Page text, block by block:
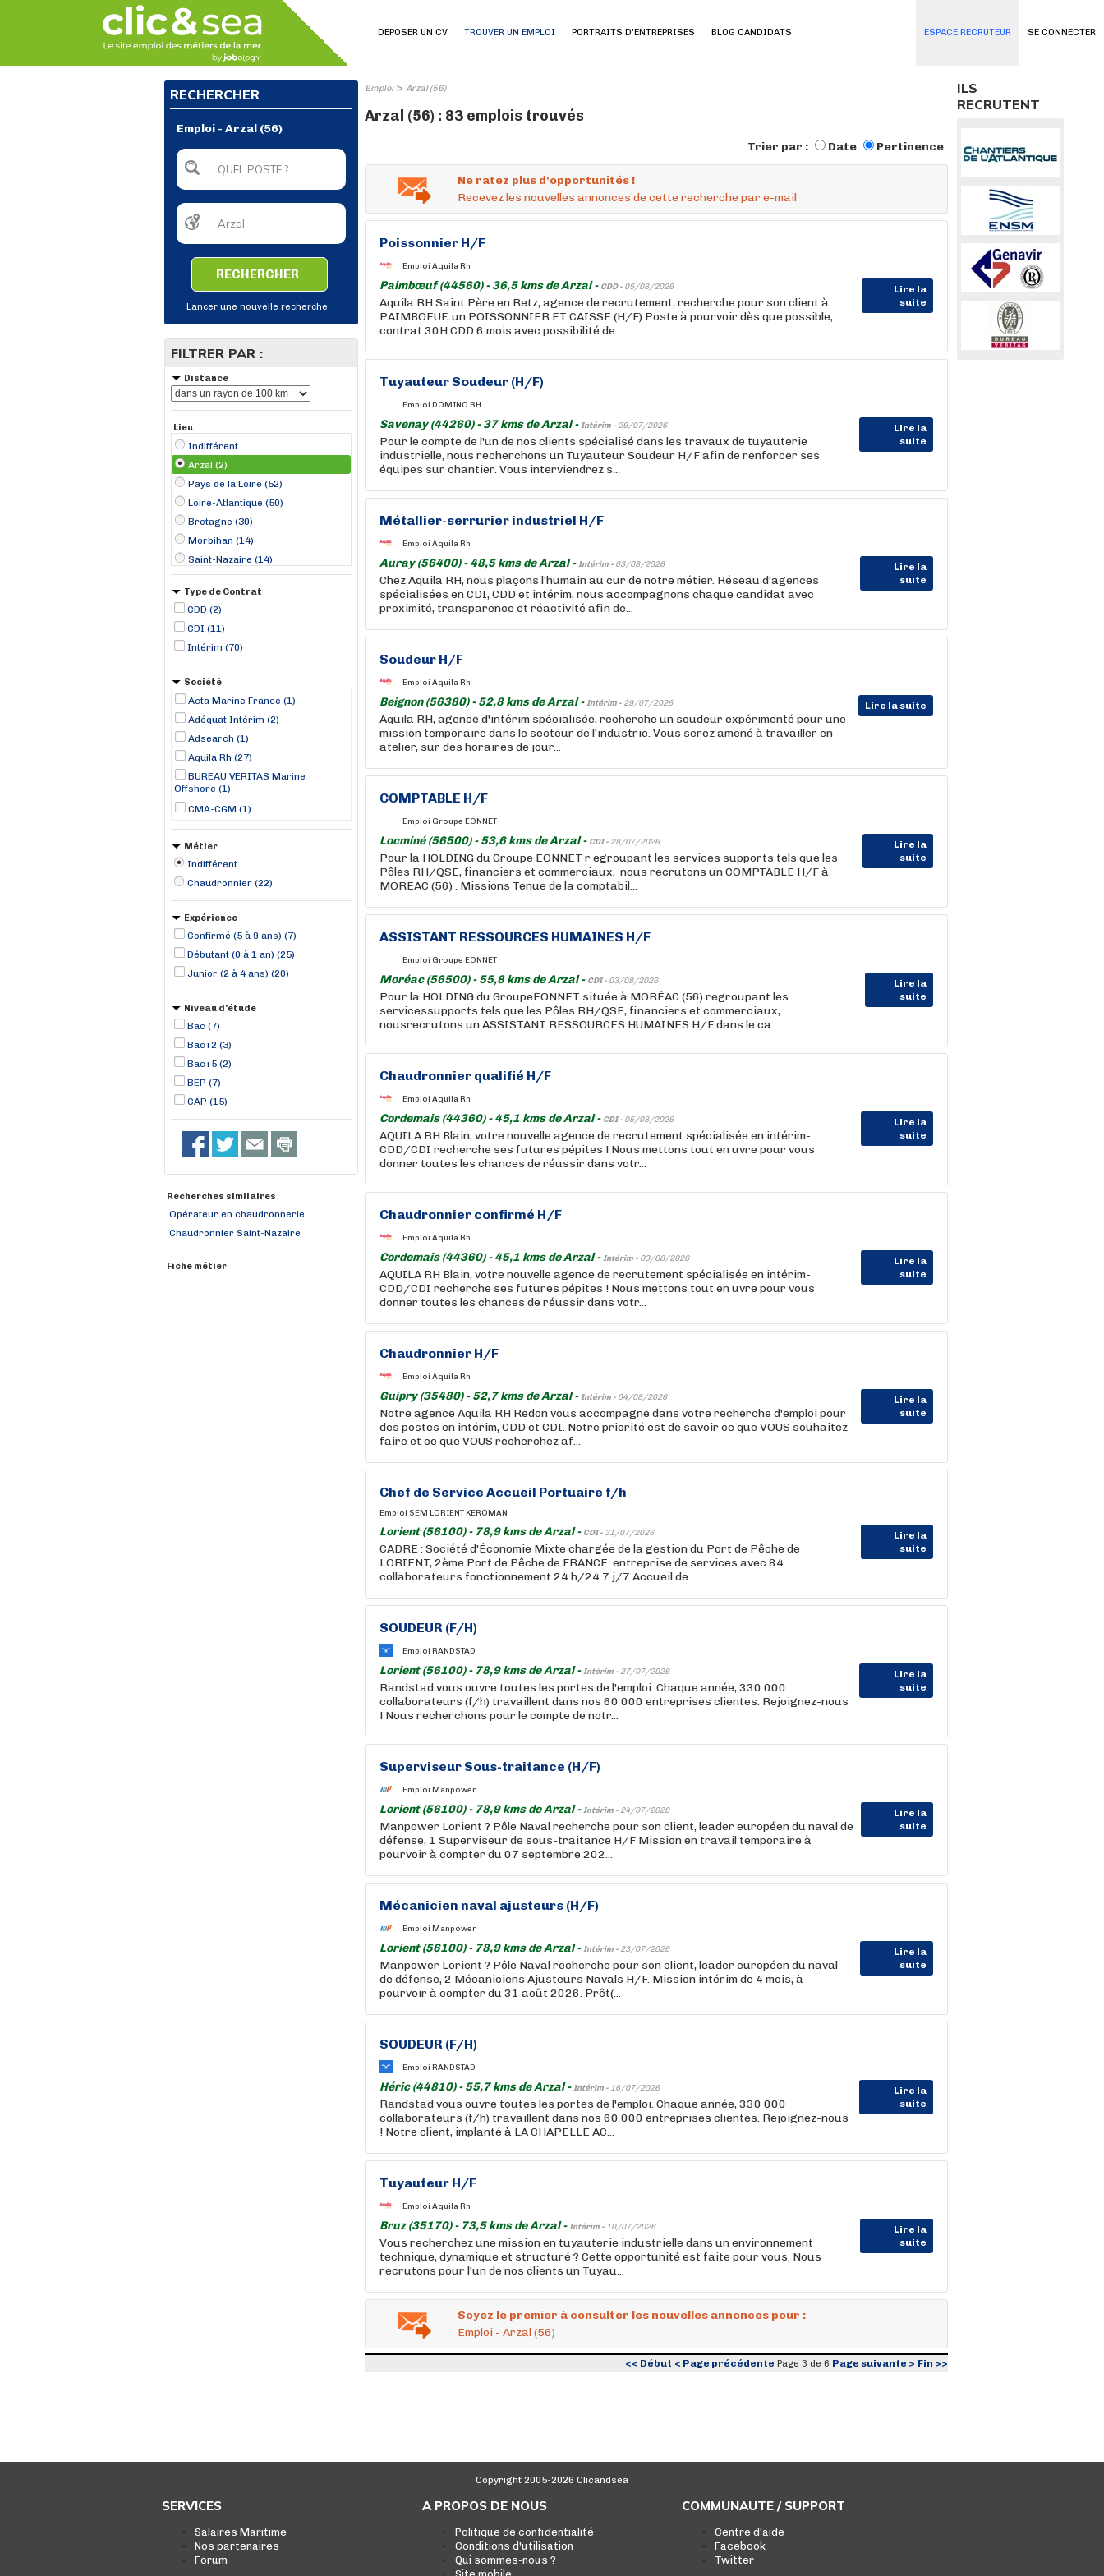
SE CONNECTER
DEPOSER UN CV TROUVER UN EMPLOI PORTRAITS D'ENTREPRISES BLOG CANDIDATS ESPACE RECRUTEUR
RECHERCHER
Emploi - Arzal (56)
RECHERCHER
Lancer une nouvelle recherche
FILTRER PAR :
Distance
Lieu
Indifférent
Arzal (2)
Pays de la Loire (52)
Loire-Atlantique (50)
Bretagne (30)
Morbihan (14)
Saint-Nazaire (14)
Lorient (4)
Ancenis (3)
Carquefou (3)
Quimperlé (3)
Saint-Philbert-de-Grand-Lieu (3)
Type de Contrat
CDD (2)
CDI (11)
Intérim (70)
Société
Acta Marine France (1)
Adéquat Intérim (2)
Adsearch (1)
Aquila Rh (27)
BUREAU VERITAS Marine
Offshore (1)
CMA-CGM (1)
DOMINO RH (3)
Groupe EONNET (2)
LD TIDE (1)
Manpower (15)
RANDSTAD (26)
SEM LORIENT KEROMAN (1)
Stoldt Partner Limited (1)
TOMA Interim (1)
Métier
Indifférent
Chaudronnier (22)
Expérience
Confirmé (5 à 9 ans) (7)
Débutant (0 à 1 an) (25)
Junior (2 à 4 ans) (20)
Niveau d'étude
Bac (7)
Bac+2 (3)
Bac+5 (2)
BEP (7)
CAP (15)
Recherches similaires
Opérateur en chaudronnerie
Chaudronnier Saint-Nazaire
Fiche métier
Emploi> Arzal (56)
Arzal (56) : 83 emplois trouvés
Trier par : Date Pertinence
Ne ratez plus d'opportunités !
Recevez les nouvelles annonces de cette recherche par e-mail
Poissonnier H/F
Emploi Aquila Rh
Paimbœuf (44560) - 36,5 kms de Arzal - CDD - 05/08/2026
Lire la
suite
Aquila RH Saint Père en Retz, agence de recrutement, recherche pour son client à
PAIMBOEUF, un POISSONNIER ET CAISSE (H/F) Poste à pourvoir dès que possible,
contrat 30H CDD 6 mois avec possibilité de...
Tuyauteur Soudeur (H/F)
Emploi DOMINO RH
Savenay (44260) - 37 kms de Arzal -Intérim - 29/07/2026
Lire la
suite
Pour le compte de l'un de nos clients spécialisé dans les travaux de tuyauterie
industrielle, nous recherchons un Tuyauteur Soudeur H/F afin de renforcer ses
équipes sur chantier. Vous interviendrez s...
Métallier-serrurier industriel H/F
Emploi Aquila Rh
Auray (56400) - 48,5 kms de Arzal -Intérim - 03/08/2026
Lire la
suite
Chez Aquila RH, nous plaçons l'humain au cur de notre métier. Réseau d'agences
spécialisées en CDI, CDD et intérim, nous accompagnons chaque candidat avec
proximité, transparence et réactivité afin de...
Soudeur H/F
Emploi Aquila Rh
Beignon (56380) - 52,8 kms de Arzal -Intérim - 29/07/2026 Lire la suite
Aquila RH, agence d'intérim spécialisée, recherche un soudeur expérimenté pour une
mission temporaire dans le secteur de l'industrie. Vous serez amené à travailler en
atelier, sur des horaires de jour...
COMPTABLE H/F
Emploi Groupe EONNET
Locminé (56500) - 53,6 kms de Arzal - CDI - 28/07/2026
Lire la
suite
Pour la HOLDING du Groupe EONNET r egroupant les services supports tels que les
Pôles RH/QSE, financiers et commerciaux, nous recrutons un COMPTABLE H/F à
MOREAC (56) . Missions Tenue de la comptabil...
ASSISTANT RESSOURCES HUMAINES H/F
Emploi Groupe EONNET
Moréac (56500) - 55,8 kms de Arzal - CDI - 03/08/2026
Lire la
suite
Pour la HOLDING du GroupeEONNET située à MORÉAC (56) regroupant les
servicessupports tels que les Pôles RH/QSE, financiers et commerciaux,
nousrecrutons un ASSISTANT RESSOURCES HUMAINES H/F dans le ca...
Chaudronnier qualifié H/F
Emploi Aquila Rh
Cordemais (44360) - 45,1 kms de Arzal - CDI - 05/08/2026
Lire la
suite
AQUILA RH Blain, votre nouvelle agence de recrutement spécialisée en intérim-
CDD/CDI recherche ses futures pépites ! Nous mettons tout en uvre pour vous
donner toutes les chances de réussir dans votr...
Chaudronnier confirmé H/F
Emploi Aquila Rh
Cordemais (44360) - 45,1 kms de Arzal -Intérim - 03/08/2026
Lire la
suite
AQUILA RH Blain, votre nouvelle agence de recrutement spécialisée en intérim-
CDD/CDI recherche ses futures pépites ! Nous mettons tout en uvre pour vous
donner toutes les chances de réussir dans votr...
Chaudronnier H/F
Emploi Aquila Rh
Guipry (35480) - 52,7 kms de Arzal -Intérim - 04/08/2026
Lire la
suite
Notre agence Aquila RH Redon vous accompagne dans votre recherche d'emploi pour
des postes en intérim, CDD et CDI. Notre priorité est de savoir ce que VOUS souhaitez
faire et ce que VOUS recherchez af...
Chef de Service Accueil Portuaire f/h
Emploi SEM LORIENT KEROMAN
Lorient (56100) - 78,9 kms de Arzal - CDI - 31/07/2026
Lire la
suite
CADRE : Société d'Économie Mixte chargée de la gestion du Port de Pêche de
LORIENT, 2ème Port de Pêche de FRANCE entreprise de services avec 84
collaborateurs fonctionnement 24 h/24 7 j/7 Accueil de ...
SOUDEUR (F/H)
Emploi RANDSTAD
Lorient (56100) - 78,9 kms de Arzal -Intérim - 27/07/2026
Lire la
suite
Randstad vous ouvre toutes les portes de l'emploi. Chaque année, 330 000
collaborateurs (f/h) travaillent dans nos 60 000 entreprises clientes. Rejoignez-nous
! Nous recherchons pour le compte de notr...
Superviseur Sous-traitance (H/F)
Emploi Manpower
Lorient (56100) - 78,9 kms de Arzal -Intérim - 24/07/2026
Lire la
suite
Manpower Lorient ? Pôle Naval recherche pour son client, leader européen du naval de
défense, 1 Superviseur de sous-traitance H/F Mission en travail temporaire à
pourvoir à compter du 07 septembre 202...
Mécanicien naval ajusteurs (H/F)
Emploi Manpower
Lorient (56100) - 78,9 kms de Arzal -Intérim - 23/07/2026
Lire la
suite
Manpower Lorient ? Pôle Naval recherche pour son client, leader européen du naval
de défense, 2 Mécaniciens Ajusteurs Navals H/F. Mission intérim de 4 mois, à
pourvoir à compter du 31 août 2026. Prêt(...
SOUDEUR (F/H)
Emploi RANDSTAD
Héric (44810) - 55,7 kms de Arzal -Intérim - 16/07/2026
Lire la
suite
Randstad vous ouvre toutes les portes de l'emploi. Chaque année, 330 000
collaborateurs (f/h) travaillent dans nos 60 000 entreprises clientes. Rejoignez-nous
! Notre client, implanté à LA CHAPELLE AC...
Tuyauteur H/F
Emploi Aquila Rh
Bruz (35170) - 73,5 kms de Arzal -Intérim - 10/07/2026
Lire la
suite
Vous recherchez une mission en tuyauterie industrielle dans un environnement
technique, dynamique et structuré ? Cette opportunité est faite pour vous. Nous
recrutons pour l'un de nos clients un Tuyau...
Soyez le premier à consulter les nouvelles annonces pour :
Emploi - Arzal (56)
<< Début < Page précédente Page 3 de 6 Page suivante > Fin >>
ILS
RECRUTENT
Copyright 2005-2026 Clicandsea
SERVICES
Salaires Maritime
Nos partenaires
Forum
A PROPOS DE NOUS
Politique de confidentialité
Conditions d'utilisation
Qui sommes-nous ?
COMMUNAUTE / SUPPORT
Centre d'aide
Facebook
Twitter